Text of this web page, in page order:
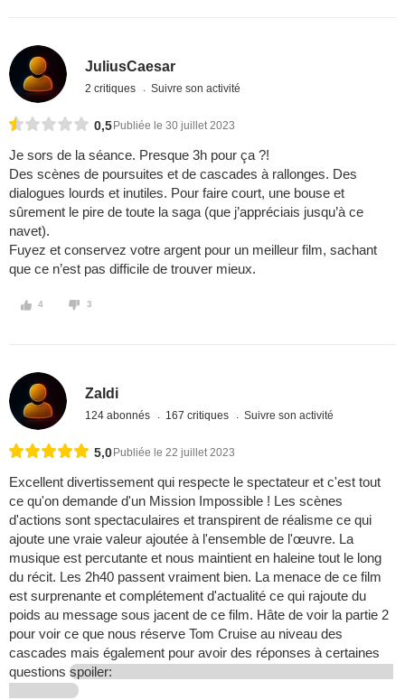
JuliusCaesar
2 critiques Suivre son activité
0,5 Publiée le 30 juillet 2023
Je sors de la séance. Presque 3h pour ça ?!
Des scènes de poursuites et de cascades à rallonges. Des
dialogues lourds et inutiles. Pour faire court, une bouse et
sûrement le pire de toute la saga (que j’appréciais jusqu’à ce
navet).
Fuyez et conservez votre argent pour un meilleur film, sachant
que ce n’est pas difficile de trouver mieux.
4 3
Zaldi
124 abonnés 167 critiques Suivre son activité
5,0 Publiée le 22 juillet 2023
Excellent divertissement qui respecte le spectateur et c'est tout
ce qu'on demande d'un Mission Impossible ! Les scènes
d'actions sont spectaculaires et transpirent de réalisme ce qui
ajoute une vraie valeur ajoutée à l'ensemble de l'œuvre. La
musique est percutante et nous maintient en haleine tout le long
du récit. Les 2h40 passent vraiment bien. La menace de ce film
est surprenante et complétement d'actualité ce qui rajoute du
poids au message sous jacent de ce film. Hâte de voir la partie 2
pour voir ce que nous réserve Tom Cruise au niveau des
cascades mais également pour avoir des réponses à certaines
questions spoiler: